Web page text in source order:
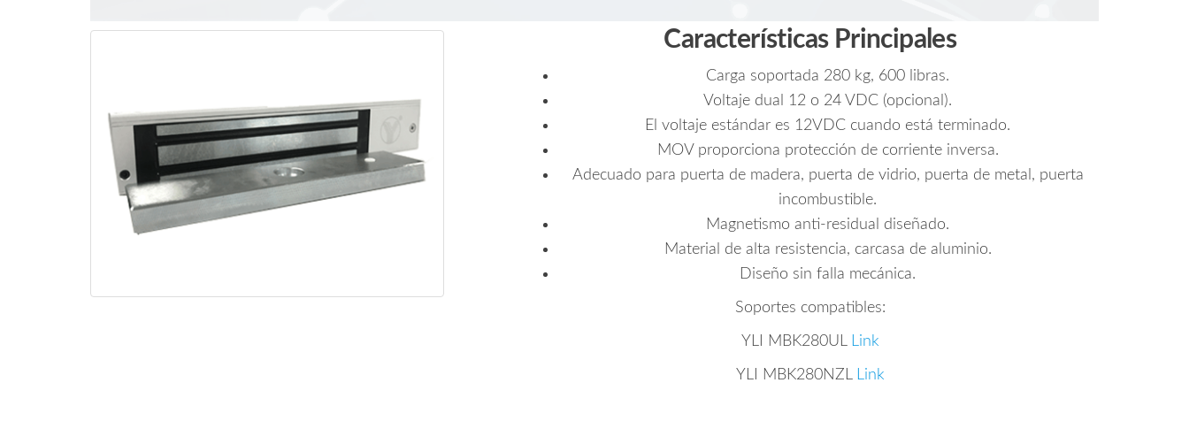
Características Principales
Carga soportada 280 kg, 600 libras.
Voltaje dual 12 o 24 VDC (opcional).
El voltaje estándar es 12VDC cuando está terminado.
MOV proporciona protección de corriente inversa.
Adecuado para puerta de madera, puerta de vidrio, puerta de metal, puerta
incombustible.
Magnetismo anti-residual diseñado.
Material de alta resistencia, carcasa de aluminio.
Diseño sin falla mecánica.
Soportes compatibles:
YLI MBK280UL Link
YLI MBK280NZL Link